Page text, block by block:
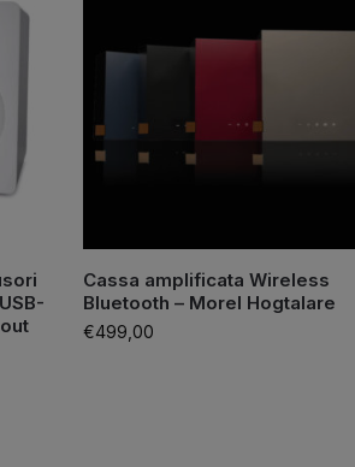
Cassa amplificata Wireless
Bluetooth – Morel Hogtalare
€499,00